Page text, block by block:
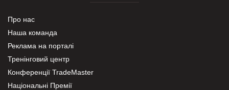
Про нас
Наша команда
Реклама на порталі
Тренінговий центр
Конференції TradeMaster
Національні Премії